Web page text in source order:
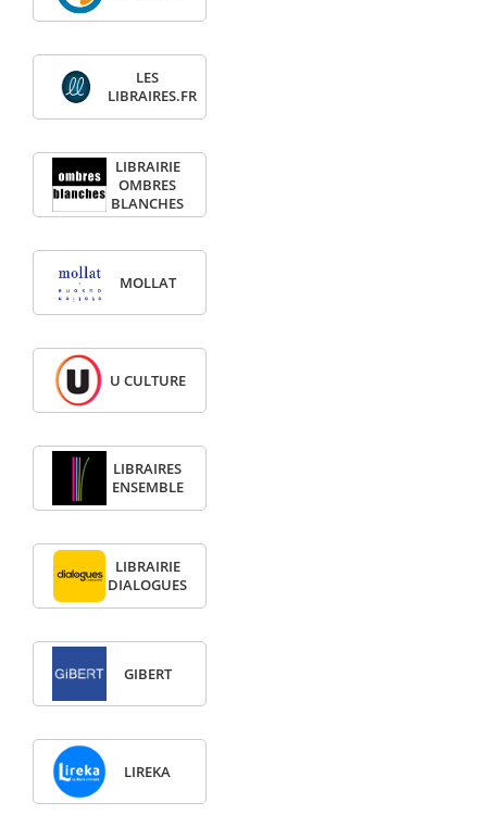
LES
LIBRAIRES.FR
LIBRAIRIE
OMBRES
BLANCHES
MOLLAT
U CULTURE
LIBRAIRES
ENSEMBLE
LIBRAIRIE
DIALOGUES
GIBERT
LIREKA